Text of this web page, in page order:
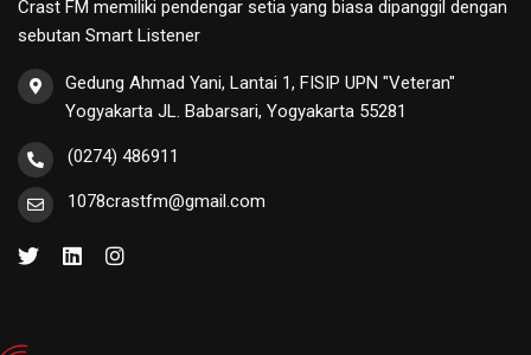
Crast FM memiliki pendengar setia yang biasa dipanggil dengan
sebutan Smart Listener
Gedung Ahmad Yani, Lantai 1, FISIP UPN "Veteran"
Yogyakarta JL. Babarsari, Yogyakarta 55281
(0274) 486911
1078crastfm@gmail.com